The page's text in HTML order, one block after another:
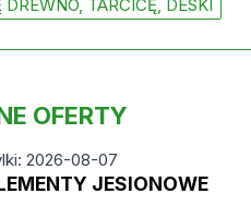
DREWNO, TARCICĘ, DESKI
OFERTY
2026-08-07
JESIONOWE